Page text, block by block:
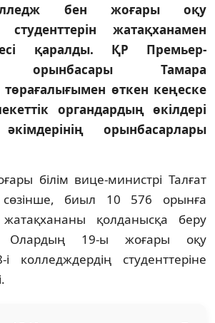
бен жоғары оқу
жатақханамен
қаралды. ҚР Премьер-
орынбасары Тамара
өткен кеңеске
органдардың өкілдері
орынбасарлары
білім вице-министрі Талғат
сөзінше, биыл 10 576 орынға
қолданысқа беру
Олардың 19-ы жоғары оқу
колледждердің студенттеріне